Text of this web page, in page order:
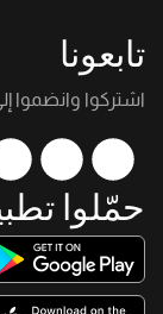
تابعونا
اشتركوا وانضموا
حمّلوا